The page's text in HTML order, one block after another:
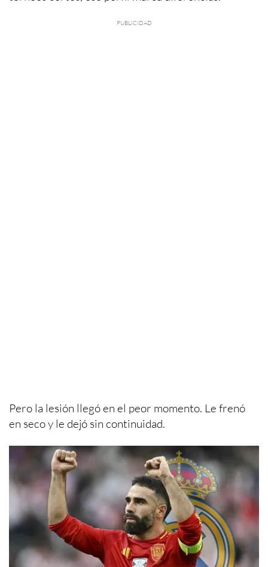
Pero la lesión llegó en el peor momento. Le frenó
en seco y le dejó sin continuidad.